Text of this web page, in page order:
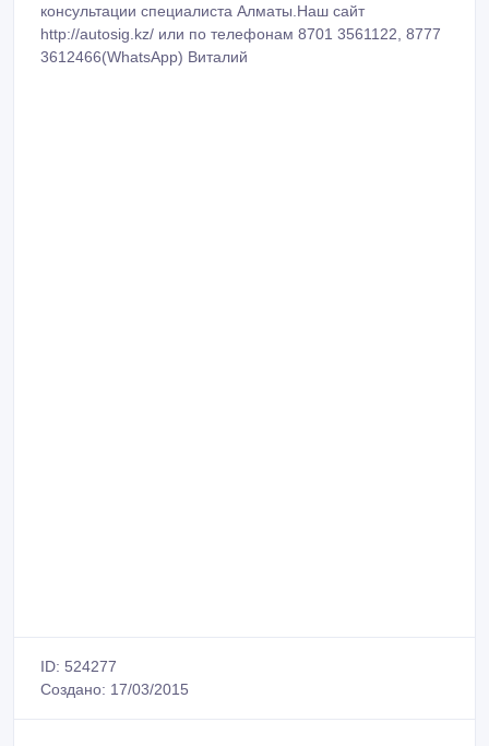
консультации специалиста Алматы.Наш сайт
http://autosig.kz/ или по телефонам 8701 3561122, 8777
3612466(WhatsApp) Виталий
ID: 524277
Создано: 17/03/2015